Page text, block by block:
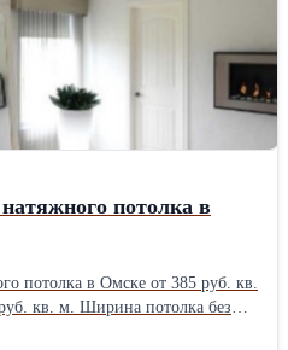
потолка в
потолка в Омске от 385 руб. кв.
кв. м. Ширина потолка без
линейка MSD LEGEND.